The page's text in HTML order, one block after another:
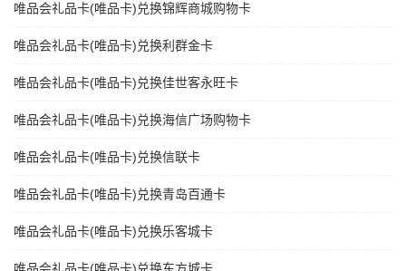
唯品会礼品卡(唯品卡)兑换锦辉商城购物卡
唯品会礼品卡(唯品卡)兑换利群金卡
唯品会礼品卡(唯品卡)兑换佳世客永旺卡
唯品会礼品卡(唯品卡)兑换海信广场购物卡
唯品会礼品卡(唯品卡)兑换信联卡
唯品会礼品卡(唯品卡)兑换青岛百通卡
唯品会礼品卡(唯品卡)兑换乐客城卡